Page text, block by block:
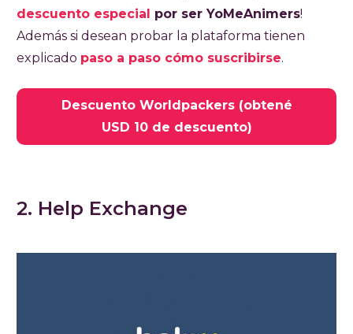
descuento especial por ser YoMeAnimers!
Además si desean probar la plataforma tienen
explicado paso a paso cómo suscribirse.
Descuento Worldpackers (obtené
USD 10 de descuento)
2. Help Exchange